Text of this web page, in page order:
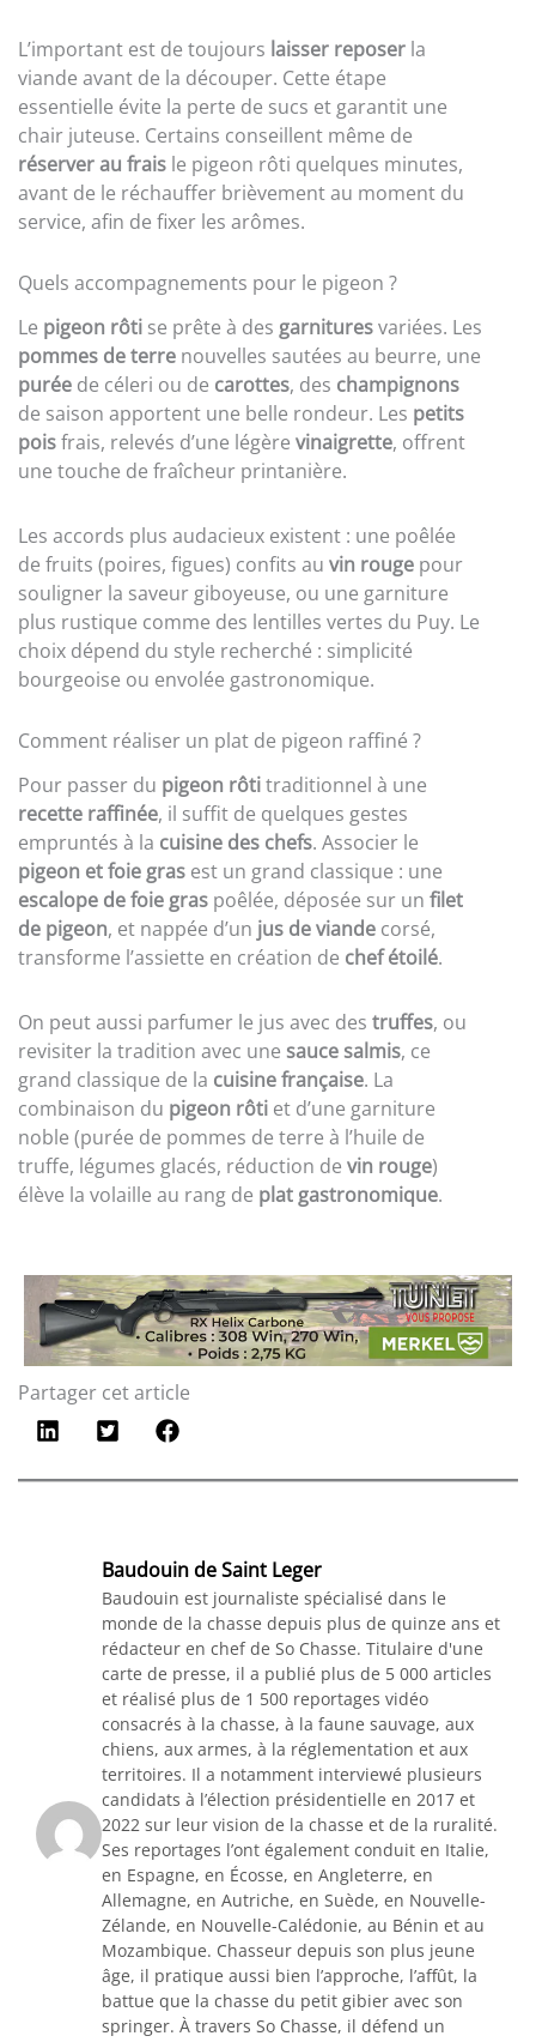
L’important est de toujours laisser reposer la
viande avant de la découper. Cette étape
essentielle évite la perte de sucs et garantit une
chair juteuse. Certains conseillent même de
réserver au frais le pigeon rôti quelques minutes,
avant de le réchauffer brièvement au moment du
service, afin de fixer les arômes.
Quels accompagnements pour le pigeon ?
Le pigeon rôti se prête à des garnituresvariées. Les
pommes de terre nouvelles sautées au beurre, une
purée de céleri ou de carottes, des champignons
de saison apportent une belle rondeur. Les petits
poisfrais, relevés d’une légère vinaigrette, offrent
une touche de fraîcheur printanière.
Les accords plus audacieux existent : une poêlée
de fruits (poires, figues) confits au vin rouge pour
souligner la saveur giboyeuse, ou une garniture
plus rustique comme des lentilles vertes du Puy. Le
choix dépend du style recherché : simplicité
bourgeoise ou envolée gastronomique.
Comment réaliser un plat de pigeon raffiné ?
Pour passer du pigeon rôtitraditionnel à une
recette raffinée, il suffit de quelques gestes
empruntés à la cuisine des chefs. Associer le
pigeon et foie gras est un grand classique : une
escalope de foie gras poêlée, déposée sur un filet
de pigeon, et nappée d’un jus de viande corsé,
transforme l’assiette en création de chef étoilé.
On peut aussi parfumer le jus avec des truffes, ou
revisiter la tradition avec une sauce salmis, ce
grand classique de la cuisine française. La
combinaison du pigeon rôti et d’une garniture
noble (purée de pommes de terre à l’huile de
truffe, légumes glacés, réduction de vin rouge)
élève la volaille au rang de plat gastronomique.
Partager cet article
Baudouin de Saint Leger
Baudouin est journaliste spécialisé dans le
monde de la chasse depuis plus de quinze ans et
rédacteur en chef de So Chasse. Titulaire d'une
carte de presse, il a publié plus de 5 000 articles
et réalisé plus de 1 500 reportages vidéo
consacrés à la chasse, à la faune sauvage, aux
chiens, aux armes, à la réglementation et aux
territoires. Il a notamment interviewé plusieurs
candidats à l’élection présidentielle en 2017 et
2022 sur leur vision de la chasse et de la ruralité.
Ses reportages l’ont également conduit en Italie,
en Espagne, en Écosse, en Angleterre, en
Allemagne, en Autriche, en Suède, en Nouvelle-
Zélande, en Nouvelle-Calédonie, au Bénin et au
Mozambique. Chasseur depuis son plus jeune
âge, il pratique aussi bien l’approche, l’affût, la
battue que la chasse du petit gibier avec son
springer. À travers So Chasse, il défend un